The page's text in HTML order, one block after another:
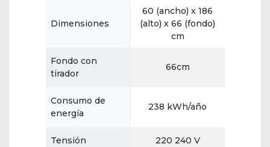
Dimensiones
60 (ancho) x 186
(alto) x 66 (fondo)
cm
Fondo con
tirador
66cm
Consumo de
energía
238 kWh/año
Tensión 220 240 V